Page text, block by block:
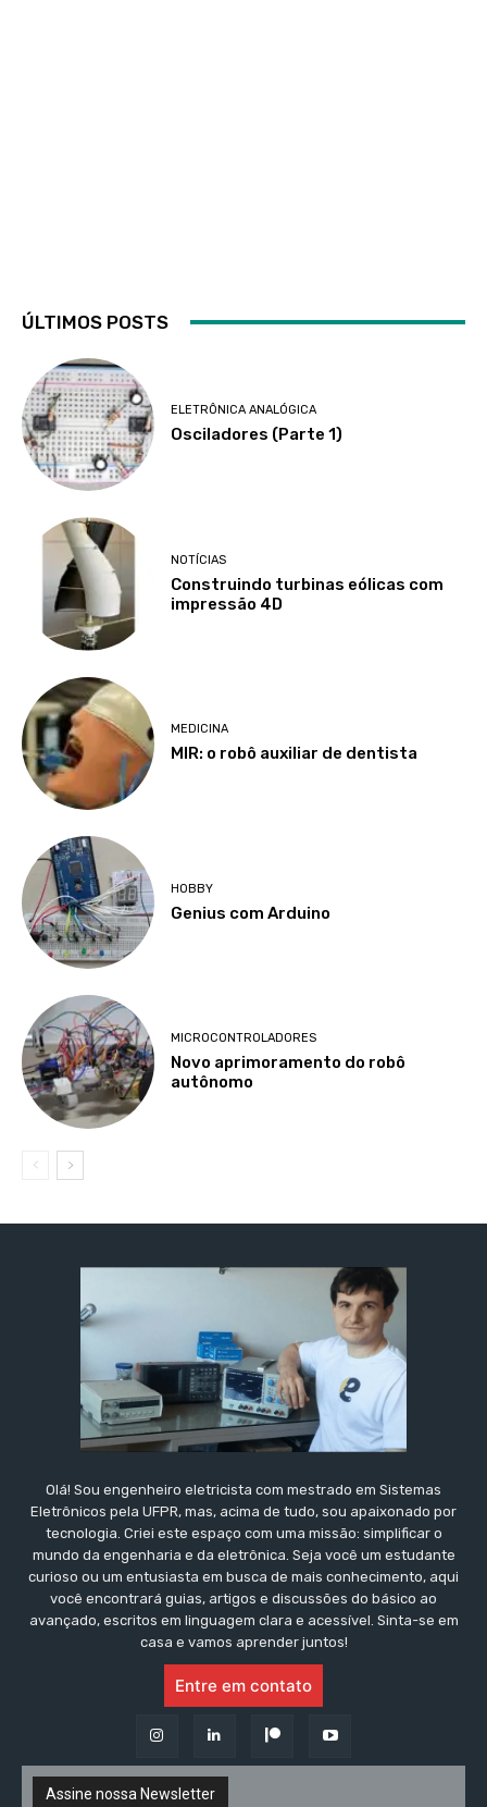
ÚLTIMOS POSTS
ELETRÔNICA ANALÓGICA
Osciladores (Parte 1)
NOTÍCIAS
Construindo turbinas eólicas com
impressão 4D
MEDICINA
MIR: o robô auxiliar de dentista
HOBBY
Genius com Arduino
MICROCONTROLADORES
Novo aprimoramento do robô
autônomo
Olá! Sou engenheiro eletricista com mestrado em Sistemas
Eletrônicos pela UFPR, mas, acima de tudo, sou apaixonado por
tecnologia. Criei este espaço com uma missão: simplificar o
mundo da engenharia e da eletrônica. Seja você um estudante
curioso ou um entusiasta em busca de mais conhecimento, aqui
você encontrará guias, artigos e discussões do básico ao
avançado, escritos em linguagem clara e acessível. Sinta-se em
casa e vamos aprender juntos!
Entre em contato
Assine nossa Newsletter